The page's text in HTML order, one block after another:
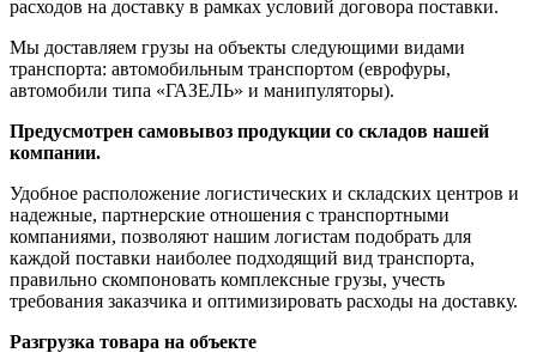
расходов на доставку в рамках условий договора поставки.
Мы доставляем грузы на объекты следующими видами
транспорта: автомобильным транспортом (еврофуры,
автомобили типа «ГАЗЕЛЬ» и манипуляторы).
Предусмотрен самовывоз продукции со складов нашей
компании.
Удобное расположение логистических и складских центров и
надежные, партнерские отношения с транспортными
компаниями, позволяют нашим логистам подобрать для
каждой поставки наиболее подходящий вид транспорта,
правильно скомпоновать комплексные грузы, учесть
требования заказчика и оптимизировать расходы на доставку.
Разгрузка товара на объекте